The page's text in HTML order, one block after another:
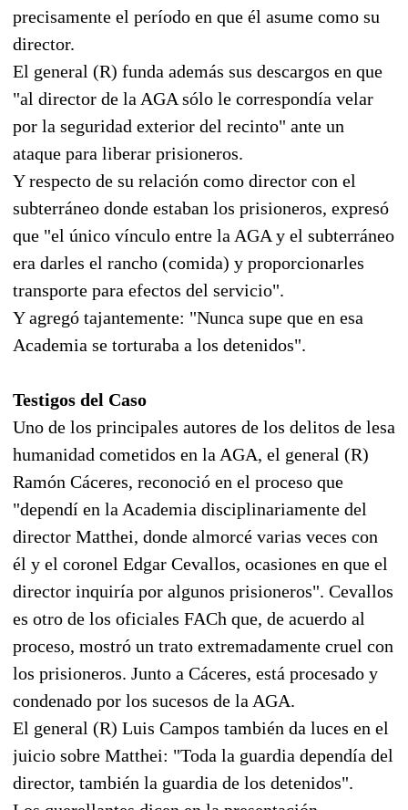
precisamente el período en que él asume como su
director.
El general (R) funda además sus descargos en que
"al director de la AGA sólo le correspondía velar
por la seguridad exterior del recinto" ante un
ataque para liberar prisioneros.
Y respecto de su relación como director con el
subterráneo donde estaban los prisioneros, expresó
que "el único vínculo entre la AGA y el subterráneo
era darles el rancho (comida) y proporcionarles
transporte para efectos del servicio".
Y agregó tajantemente: "Nunca supe que en esa
Academia se torturaba a los detenidos".
Testigos del Caso
Uno de los principales autores de los delitos de lesa
humanidad cometidos en la AGA, el general (R)
Ramón Cáceres, reconoció en el proceso que
"dependí en la Academia disciplinariamente del
director Matthei, donde almorcé varias veces con
él y el coronel Edgar Cevallos, ocasiones en que el
director inquiría por algunos prisioneros". Cevallos
es otro de los oficiales FACh que, de acuerdo al
proceso, mostró un trato extremadamente cruel con
los prisioneros. Junto a Cáceres, está procesado y
condenado por los sucesos de la AGA.
El general (R) Luis Campos también da luces en el
juicio sobre Matthei: "Toda la guardia dependía del
director, también la guardia de los detenidos".